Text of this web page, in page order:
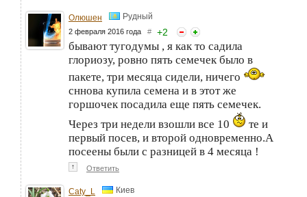
Олюшен Рудный
2 февраля 2016 года # +2
бывают тугодумы , я как то садила
глориозу, ровно пять семечек было в
пакете, три месяца сидели, ничего
сннова купила семена и в этот же
горшочек посадила еще пять семечек.
Через три недели взошли все 10
те и
первый посев, и второй одновременно.А
посеены были с разницей в 4 месяца !
↑ Ответить
Caty_L Киев